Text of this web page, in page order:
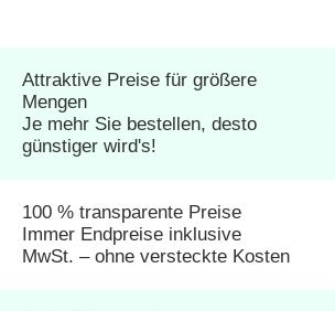
Attraktive Preise für größere
Mengen
Je mehr Sie bestellen, desto
günstiger wird's!
100 % transparente Preise
Immer Endpreise inklusive
MwSt. – ohne versteckte Kosten